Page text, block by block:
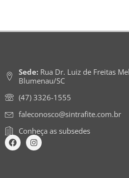
Sede:Rua Dr. Luiz de Freitas
Blumenau/SC
(47) 3326-1555
faleconosco@sintrafite.com.br
Conheça as subsedes